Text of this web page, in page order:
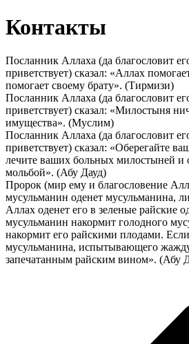
Контакты
Посланник Аллаха (да благословит
приветствует) сказал: «Аллах
помогает своему брату». (Тирмизи)
Посланник Аллаха (да благословит
приветствует) сказал: «Милостыня
имущества». (Муслим)
Посланник Аллаха (да благословит
приветствует) сказал: «Оберегайте
лечите ваших больных милостыней и
мольбой». (Абу Дауд)
Пророк (мир ему и благословение
мусульманин оденет мусульманина,
Аллах оденет его в зеленые райские
мусульманин накормит голодного
накормит его райскими плодами.
мусульманина, испытывающего
запечатанным райским вином». (Абу